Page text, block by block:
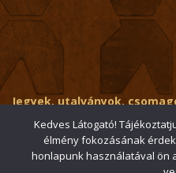
Jegyek, utalványok,
érintő kérdések:
Általános érdeklődés:
Kedves Látogató!
élmény fokozásának
honlapunk használatával ön